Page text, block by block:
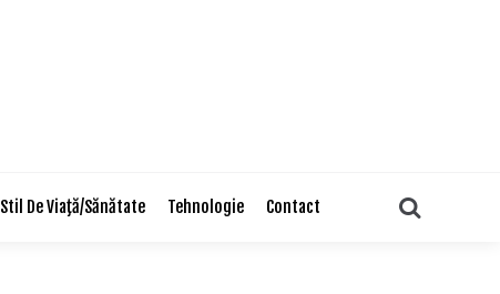
Stil De Viaţă/Sănătate Tehnologie Contact